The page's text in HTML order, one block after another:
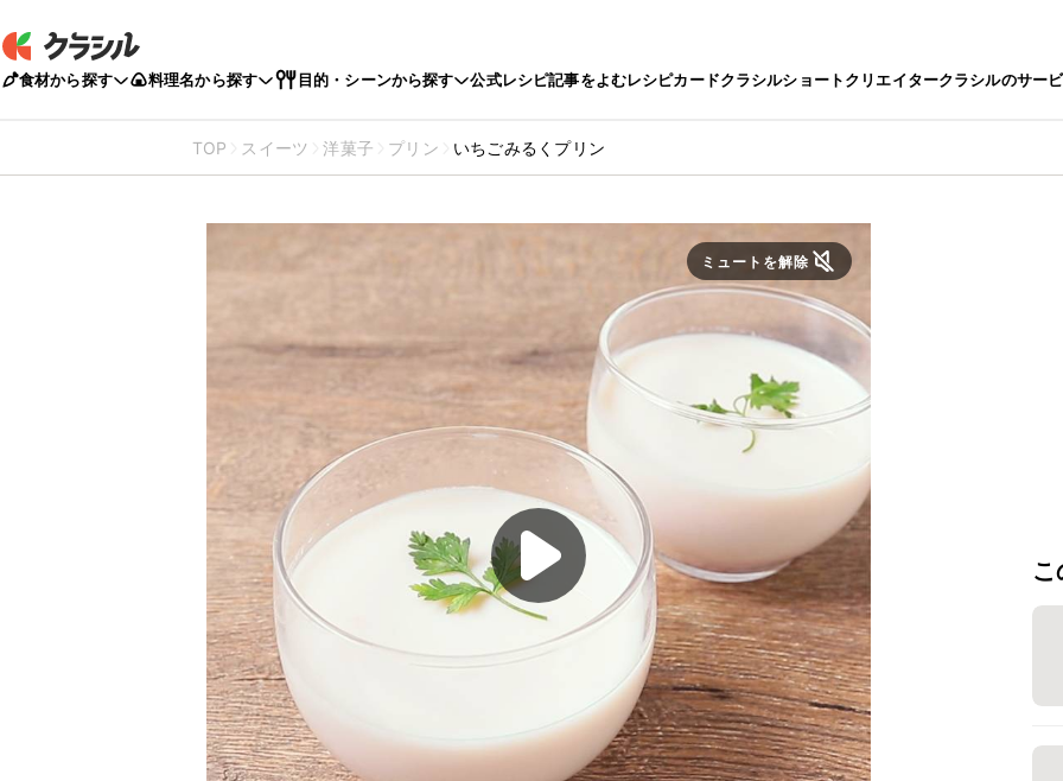
食材から探す 料理名から探す 目的・シーンから探す 公式レシピ記事をよむレシピカードクラシルショートクリエイタークラシルのサー
TOP スイーツ 洋菓子 プリン いちごみるくプリン
ミュートを解除